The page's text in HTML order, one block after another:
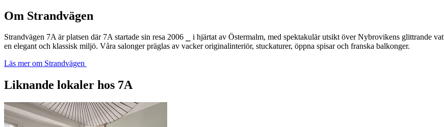
Om Strandvägen
Strandvägen 7A är platsen där 7A startade sin resa 2006 ⎯ i hjärtat av Östermalm, med spektakulär utsikt över Nybrovikens glittrande
en elegant och klassisk miljö. Våra salonger präglas av vacker originalinteriör, stuckaturer, öppna spisar och franska balkonger.
Läs mer om Strandvägen
Liknande lokaler hos 7A